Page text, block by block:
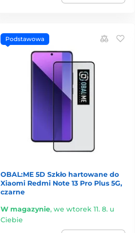
Podstawowa
OBAL:ME 5D Szkło hartowane do
Xiaomi Redmi Note 13 Pro Plus 5G,
czarne
W magazynie, we wtorek 11. 8. u
Ciebie